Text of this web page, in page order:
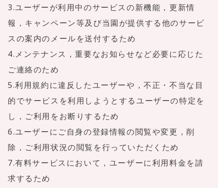
3.ユーザーが利用中のサービスの新機能，更新情
報，キャンペーン等及び当園が提供する他のサービ
スの案内のメールを送付するため
4.メンテナンス，重要なお知らせなど必要に応じた
ご連絡のため
5.利用規約に違反したユーザーや，不正・不当な目
的でサービスを利用しようとするユーザーの特定を
し，ご利用をお断りするため
6.ユーザーにご自身の登録情報の閲覧や変更，削
除，ご利用状況の閲覧を行っていただくため
7.有料サービスにおいて，ユーザーに利用料金を請
求するため